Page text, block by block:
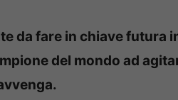
da fare in chiave futura
del mondo ad